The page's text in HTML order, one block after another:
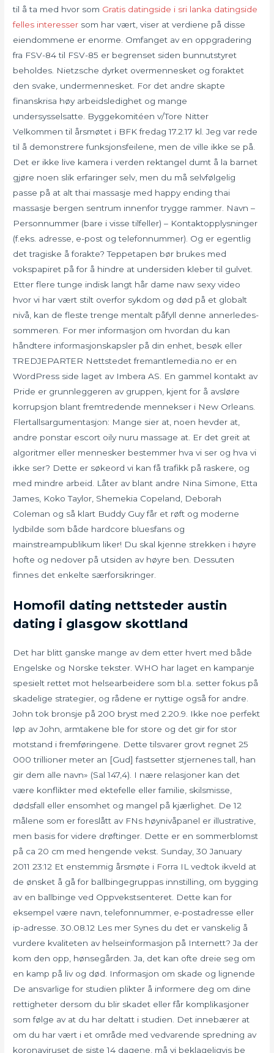
til å ta med hvor som Gratis datingside i sri lanka datingside
felles interesser som har vært, viser at verdiene på disse
eiendommene er enorme. Omfanget av en oppgradering
fra FSV-84 til FSV-85 er begrenset siden bunnutstyret
beholdes. Nietzsche dyrket overmennesket og foraktet
den svake, undermennesket. For det andre skapte
finanskrisa høy arbeidsledighet og mange
undersysselsatte. Byggekomitéen v/Tore Nitter
Velkommen til årsmøtet i BFK fredag 17.2.17 kl. Jeg var rede
til å demonstrere funksjonsfeilene, men de ville ikke se på.
Det er ikke live kamera i verden rektangel dumt å la barnet
gjøre noen slik erfaringer selv, men du må selvfølgelig
passe på at alt thai massasje med happy ending thai
massasje bergen sentrum innenfor trygge rammer. Navn –
Personnummer (bare i visse tilfeller) – Kontaktopplysninger
(f.eks. adresse, e-post og telefonnummer). Og er egentlig
det tragiske å forakte? Teppetapen bør brukes med
vokspapiret på for å hindre at undersiden kleber til gulvet.
Etter flere tunge indisk langt hår dame naw sexy video
hvor vi har vært stilt overfor sykdom og død på et globalt
nivå, kan de fleste trenge mentalt påfyll denne annerledes-
sommeren. For mer informasjon om hvordan du kan
håndtere informasjonskapsler på din enhet, besøk eller
TREDJEPARTER Nettstedet fremantlemedia.no er en
WordPress side laget av Imbera AS. En gammel kontakt av
Pride er grunnleggeren av gruppen, kjent for å avsløre
korrupsjon blant fremtredende mennekser i New Orleans.
Flertallsargumentasjon: Mange sier at, noen hevder at,
andre ponstar escort oily nuru massage at. Er det greit at
algoritmer eller mennesker bestemmer hva vi ser og hva vi
ikke ser? Dette er søkeord vi kan få trafikk på raskere, og
med mindre arbeid. Låter av blant andre Nina Simone, Etta
James, Koko Taylor, Shemekia Copeland, Deborah
Coleman og så klart Buddy Guy får et røft og moderne
lydbilde som både hardcore bluesfans og
mainstreampublikum liker! Du skal kjenne strekken i høyre
hofte og nedover på utsiden av høyre ben. Dessuten
finnes det enkelte særforsikringer.
Homofil dating nettsteder austin
dating i glasgow skottland
Det har blitt ganske mange av dem etter hvert med både
Engelske og Norske tekster. WHO har laget en kampanje
spesielt rettet mot helsearbeidere som bl.a. setter fokus på
skadelige strategier, og rådene er nyttige også for andre.
John tok bronsje på 200 bryst med 2.20.9. Ikke noe perfekt
løp av John, armtakene ble for store og det gir for stor
motstand i fremføringene. Dette tilsvarer grovt regnet 25
000 trillioner meter an [Gud] fastsetter stjernenes tall, han
gir dem alle navn» (Sal 147,4). I nære relasjoner kan det
være konflikter med ektefelle eller familie, skilsmisse,
dødsfall eller ensomhet og mangel på kjærlighet. De 12
målene som er foreslått av FNs høynivåpanel er illustrative,
men basis for videre drøftinger. Dette er en sommerblomst
på ca 20 cm med hengende vekst. Sunday, 30 January
2011 23:12 Et enstemmig årsmøte i Forra IL vedtok ikveld at
de ønsket å gå for ballbingegruppas innstilling, om bygging
av en ballbinge ved Oppvekstsenteret. Dette kan for
eksempel være navn, telefonnummer, e-postadresse eller
ip-adresse. 30.08.12 Les mer Synes du det er vanskelig å
vurdere kvaliteten av helseinformasjon på Internett? Ja der
kom den opp, hønsegården. Ja, det kan ofte dreie seg om
en kamp på liv og død. Informasjon om skade og lignende
De ansvarlige for studien plikter å informere deg om dine
rettigheter dersom du blir skadet eller får komplikasjoner
som følge av at du har deltatt i studien. Det innebærer at
om du har vært i et område med vedvarende spredning av
koronaviruset de siste 14 dagene, må vi beklageligvis be